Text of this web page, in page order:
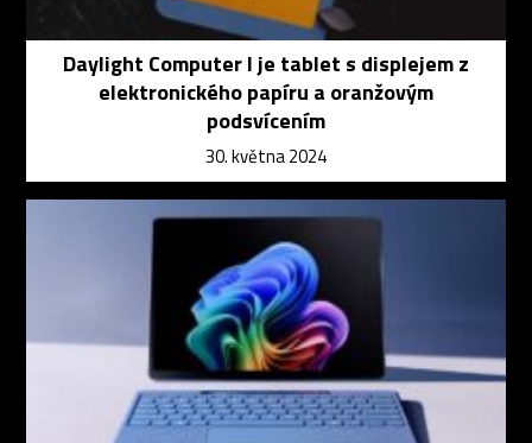
Daylight Computer I je tablet s displejem z
elektronického papíru a oranžovým
podsvícením
30. května 2024